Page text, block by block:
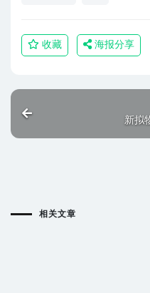
收藏 海报分享
新拟
相关文章